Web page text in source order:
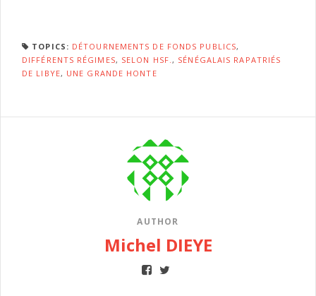
TOPICS: DÉTOURNEMENTS DE FONDS PUBLICS,
DIFFÉRENTS RÉGIMES, SELON HSF., SÉNÉGALAIS RAPATRIÉS
DE LIBYE, UNE GRANDE HONTE
AUTHOR
Michel DIEYE